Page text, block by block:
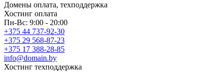
Домены оплата, техподдержка
Хостинг оплата
Пн-Вс: 9:00 - 20:00
+375 44 737-92-30
+375 29 568-87-23
+375 17 388-28-85
info@domain.by
Хостинг техподдержка